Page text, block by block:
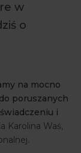
w
o
na mocno
poruszanych
i
Karolina Waś,